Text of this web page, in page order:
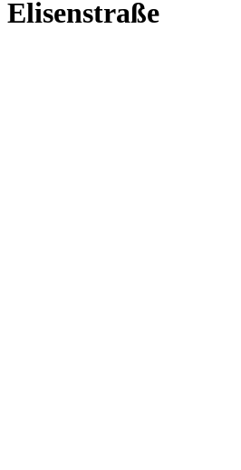
Elisenstraße